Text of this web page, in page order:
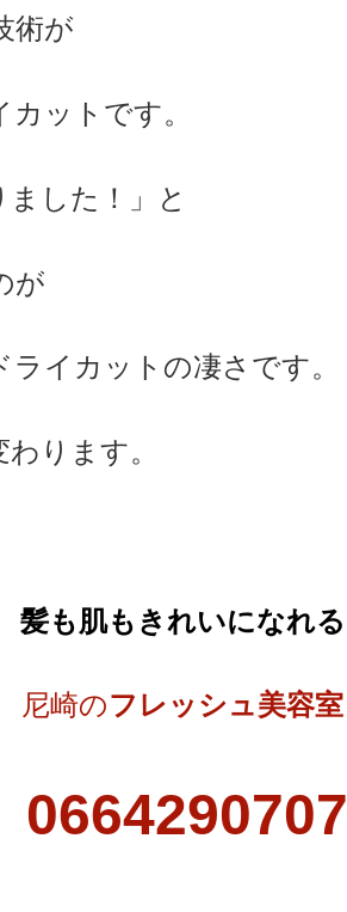
術が
ットです。
ました！」と
が
イカットの凄さです。
ります。
髪も肌もきれいになれる
尼崎のフレッシュ美容室
0664290707